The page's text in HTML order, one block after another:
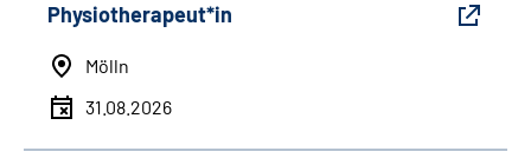
Physiotherapeut*in
Mölln
31.08.2026